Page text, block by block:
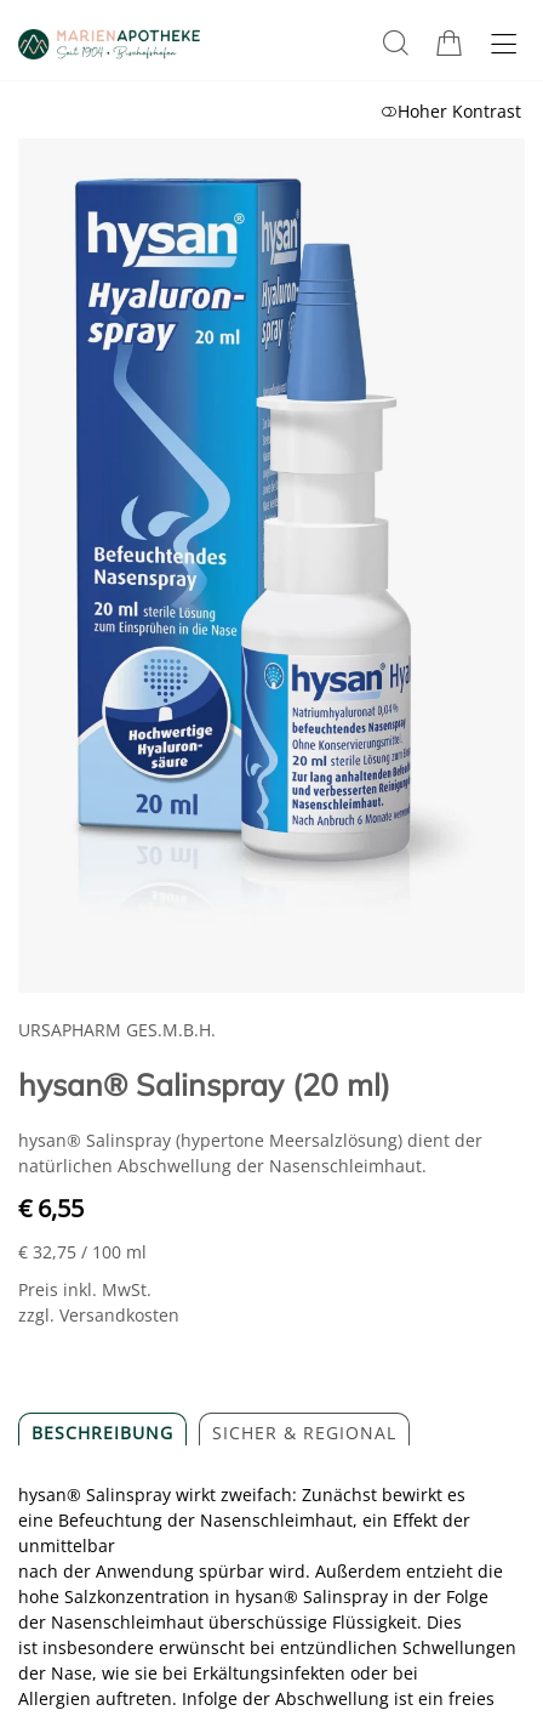
Hoher Kontrast
URSAPHARM GES.M.B.H.
hysan® Salinspray (20 ml)
hysan® Salinspray (hypertone Meersalzlösung) dient der
natürlichen Abschwellung der Nasenschleimhaut.
€ 6,55
€ 32,75 / 100 ml
Preis inkl. MwSt.
zzgl. Versandkosten
BESCHREIBUNG SICHER & REGIONAL
hysan® Salinspray wirkt zweifach: Zunächst bewirkt es
eine Befeuchtung der Nasenschleimhaut, ein Effekt der
unmittelbar
nach der Anwendung spürbar wird. Außerdem entzieht die
hohe Salzkonzentration in hysan® Salinspray in der Folge
der Nasenschleimhaut überschüssige Flüssigkeit. Dies
ist insbesondere erwünscht bei entzündlichen Schwellungen
der Nase, wie sie bei Erkältungsinfekten oder bei
Allergien auftreten. Infolge der Abschwellung ist ein freies